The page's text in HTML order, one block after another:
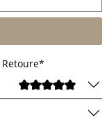
Retoure*